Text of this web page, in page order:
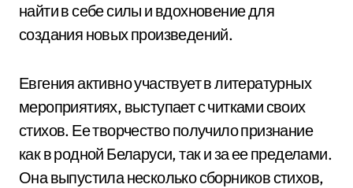
найти в себе силы и вдохновение для
создания новых произведений.
Евгения активно участвует в литературных
мероприятиях, выступает с читками своих
стихов. Ее творчество получило признание
как в родной Беларуси, так и за ее пределами.
Она выпустила несколько сборников стихов,